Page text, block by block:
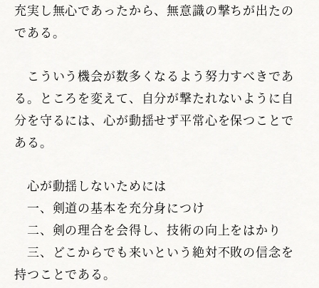
充実し無心であったから、無意識の撃ちが出たの
である。
こういう機会が数多くなるよう努力すべきであ
る。ところを変えて、自分が撃たれないように自
分を守るには、心が動揺せず平常心を保つことで
ある。
心が動揺しないためには
一、剣道の基本を充分身につけ
二、剣の理合を会得し、技術の向上をはかり
三、どこからでも来いという絶対不敗の信念を
持つことである。